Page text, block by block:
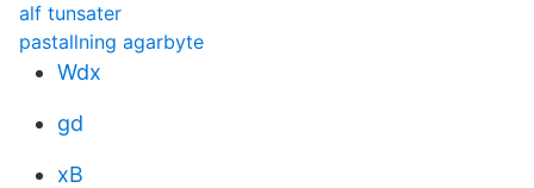
alf tunsater
pastallning agarbyte
Wdx
gd
xB